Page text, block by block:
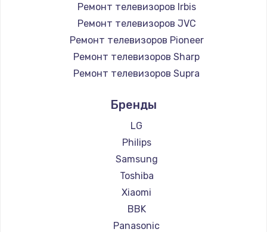
Ремонт телевизоров Irbis
Ремонт телевизоров JVC
Ремонт телевизоров Pioneer
Ремонт телевизоров Sharp
Ремонт телевизоров Supra
Ремонт телевизоров Hisense
Ремонт телевизоров Daewoo
Ремонт телевизоров Centek
Ремонт телевизоров Telefunken
Ремонт телевизоров Hyundai
Ремонт телевизоров Doffler
Ремонт телевизоров Hiper
Ремонт телевизоров Grundig
Бренды
LG
Philips
Samsung
Toshiba
Xiaomi
BBK
Panasonic